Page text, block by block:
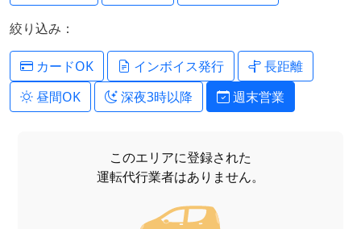
絞り込み：
カードOK インボイス発行
長距離
昼間OK
深夜3時以降 週末営業
このエリアに登録された
運転代行業者はありません。